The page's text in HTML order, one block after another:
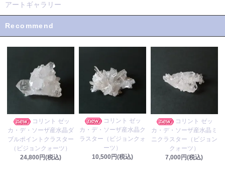
アートギャラリー
Recommend
コリント ゼッ
カ・デ・ソーザ産水晶ダ
ブルポイントクラスター
（ビジョンクォーツ）
24,800円(税込)
コリント ゼッ
カ・デ・ソーザ産水晶ク
ラスター（ビジョンクォ
ーツ）
10,500円(税込)
コリント ゼッ
カ・デ・ソーザ産水晶ミ
ニクラスター（ビジョン
クォーツ）
7,000円(税込)